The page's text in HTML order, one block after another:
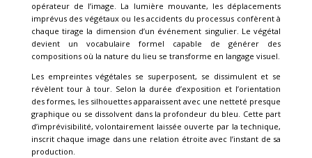
opérateur de l’image. La lumière mouvante, les déplacements
imprévus des végétaux ou les accidents du processus confèrent à
chaque tirage la dimension d’un événement singulier. Le végétal
devient un vocabulaire formel capable de générer des
compositions où la nature du lieu se transforme en langage visuel.
Les empreintes végétales se superposent, se dissimulent et se
révèlent tour à tour. Selon la durée d’exposition et l’orientation
des formes, les silhouettes apparaissent avec une netteté presque
graphique ou se dissolvent dans la profondeur du bleu. Cette part
d’imprévisibilité, volontairement laissée ouverte par la technique,
inscrit chaque image dans une relation étroite avec l’instant de sa
production.